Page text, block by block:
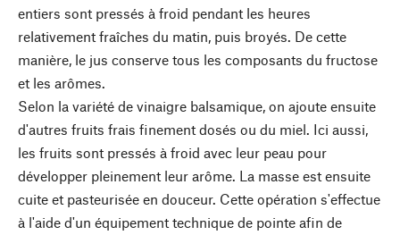
entiers sont pressés à froid pendant les heures
relativement fraîches du matin, puis broyés. De cette
manière, le jus conserve tous les composants du fructose
et les arômes.
Selon la variété de vinaigre balsamique, on ajoute ensuite
d'autres fruits frais finement dosés ou du miel. Ici aussi,
les fruits sont pressés à froid avec leur peau pour
développer pleinement leur arôme. La masse est ensuite
cuite et pasteurisée en douceur. Cette opération s'effectue
à l'aide d'un équipement technique de pointe afin de